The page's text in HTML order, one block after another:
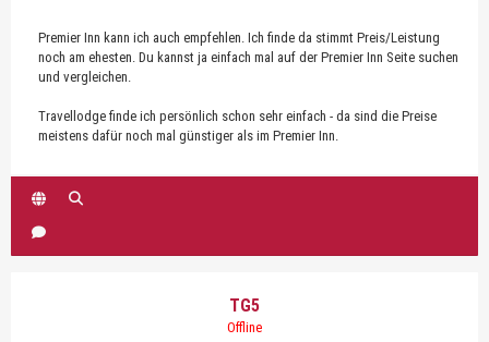
Premier Inn kann ich auch empfehlen. Ich finde da stimmt Preis/Leistung
noch am ehesten. Du kannst ja einfach mal auf der Premier Inn Seite suchen
und vergleichen.
Travellodge finde ich persönlich schon sehr einfach - da sind die Preise
meistens dafür noch mal günstiger als im Premier Inn.
TG5
Offline